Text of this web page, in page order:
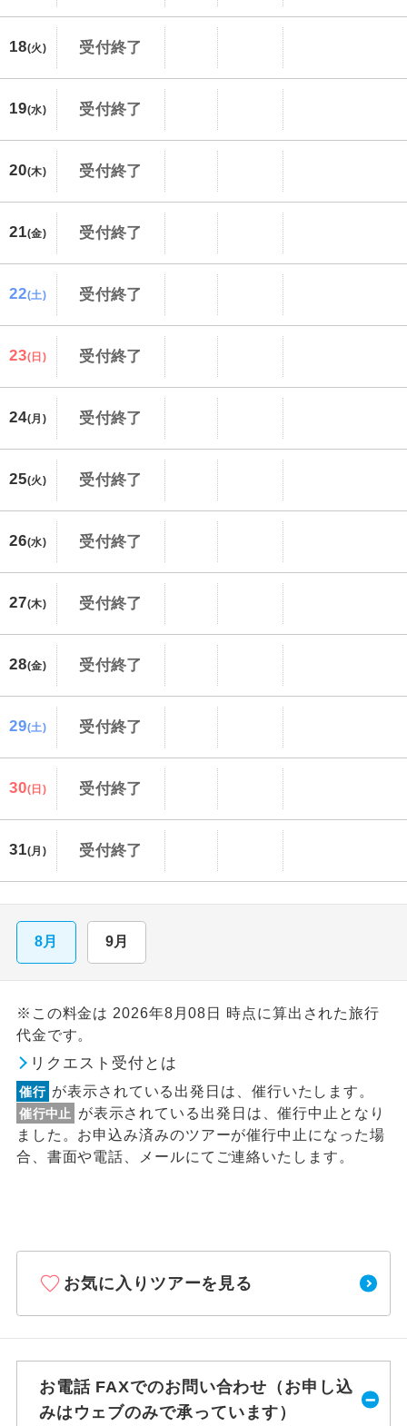
18(火) 受付終了
19(水) 受付終了
20(木) 受付終了
21(金) 受付終了
22(土) 受付終了
23(日) 受付終了
24(月) 受付終了
25(火) 受付終了
26(水) 受付終了
27(木) 受付終了
28(金) 受付終了
29(土) 受付終了
30(日) 受付終了
31(月) 受付終了
8月 9月
※この料金は 2026年8月08日 時点に算出された旅行
代金です。
リクエスト受付とは
催行 が表示されている出発日は、催行いたします。
催行中止
が表示されている出発日は、催行中止となり
ました。お申込み済みのツアーが催行中止になった場
合、書面や電話、メールにてご連絡いたします。
お気に入りツアーを見る
お電話 FAXでのお問い合わせ（お申し込
みはウェブのみで承っています）